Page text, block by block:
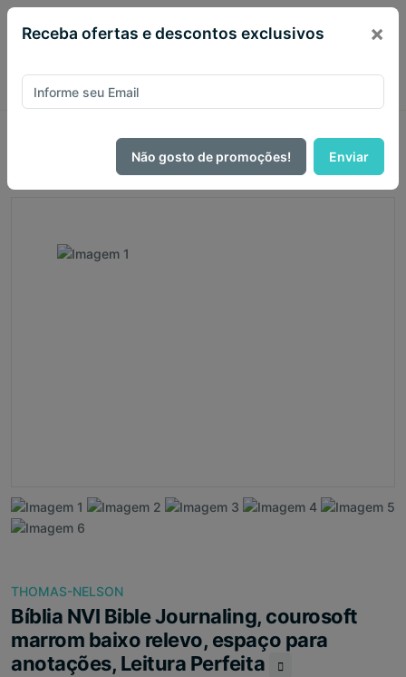
Bíblias
Bíblia de Luxo
Bíblia NVI Bible Journaling, courosoft marrom baixo relevo,
espaço para anotações, Leitura Perfeita
THOMAS-NELSON
Bíblia NVI Bible Journaling, courosoft
marrom baixo relevo, espaço para
anotações, Leitura Perfeita
Receba ofertas e descontos exclusivos ×
Não gosto de promoções! Enviar